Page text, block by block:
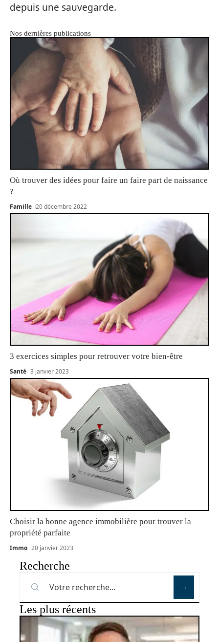
depuis une sauvegarde.
Nos dernières publications
Où trouver des idées pour faire un faire part de naissance
?
Famille 20 décembre 2022
3 exercices simples pour retrouver votre bien-être
Santé 3 janvier 2023
Choisir la bonne agence immobilière pour trouver la
propriété parfaite
Immo 20 janvier 2023
Recherche
Les plus récents